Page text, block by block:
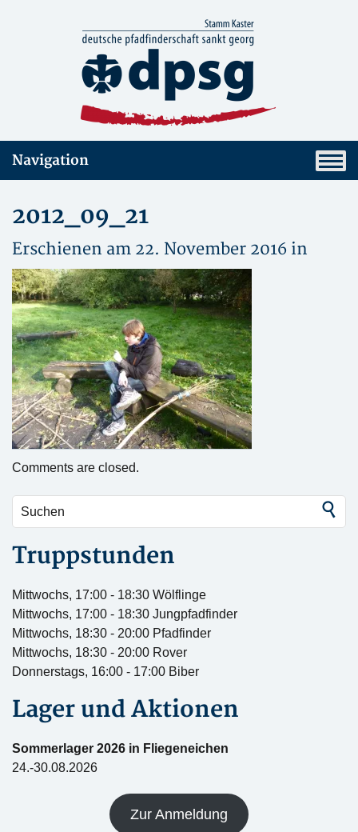
Navigation
2012_09_21
Erschienen am 22. November 2016 in
Comments are closed.
Truppstunden
Mittwochs, 17:00 - 18:30 Wölflinge
Mittwochs, 17:00 - 18:30 Jungpfadfinder
Mittwochs, 18:30 - 20:00 Pfadfinder
Mittwochs, 18:30 - 20:00 Rover
Donnerstags, 16:00 - 17:00 Biber
Lager und Aktionen
Sommerlager 2026 in Fliegeneichen
24.-30.08.2026
Zur Anmeldung